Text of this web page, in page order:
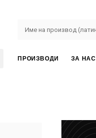
ПРОИЗВОДИ ЗА НАС